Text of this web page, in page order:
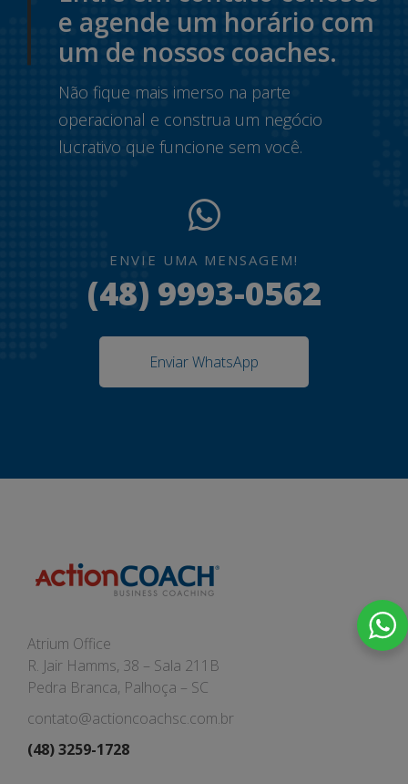
e agende um horário com
um de nossos coaches.
Não fique mais imerso na parte
operacional e construa um negócio
lucrativo que funcione sem você.
ENVIE UMA MENSAGEM!
(48) 9993-0562
Enviar WhatsApp
Atrium Office
R. Jair Hamms, 38 – Sala 211B
Pedra Branca, Palhoça – SC
contato@actioncoachsc.com.br
(48) 3259-1728